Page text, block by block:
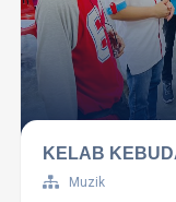
KELAB
Muzik